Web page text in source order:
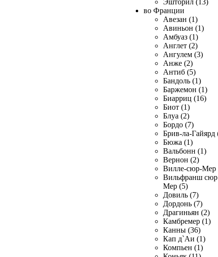
Эшторил (13)
во Франции
Авезан (1)
Авиньон (1)
Амбуаз (1)
Англет (2)
Ангулем (3)
Анже (2)
Антиб (5)
Бандоль (1)
Баржемон (1)
Биарриц (16)
Биот (1)
Блуа (2)
Бордо (7)
Брив-ла-Гайярд
Бюжа (1)
Вальбонн (1)
Вернон (2)
Вилле-сюр-Мер
Вильфранш сюр
Мер (5)
Довиль (7)
Дордонь (7)
Драгиньян (2)
Камбремер (1)
Канны (36)
Кап д`Аи (1)
Компьен (1)